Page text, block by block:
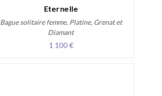
Eternelle
Bague solitaire femme, Platine, Grenat et
Diamant
1 100 €